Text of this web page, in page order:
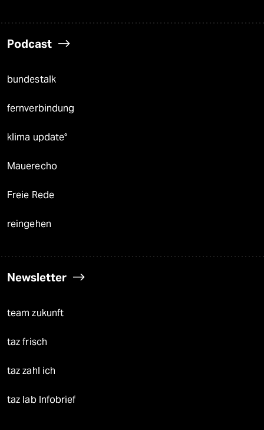
Podcast
bundestalk
fernverbindung
klima update°
Mauerecho
Freie Rede
reingehen
Newsletter
team zukunft
taz frisch
taz zahl ich
taz lab Infobrief